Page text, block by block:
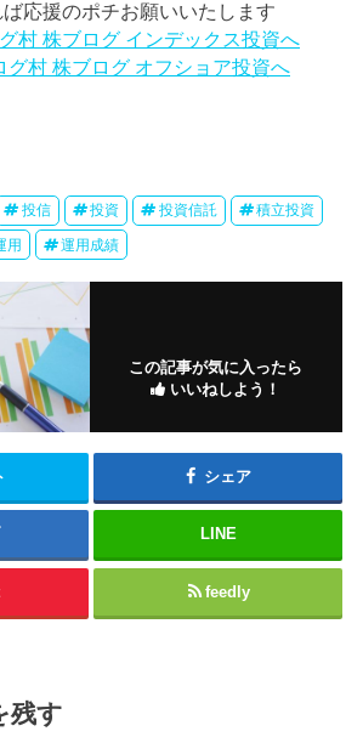
応援のポチお願いいたします
投信 投資 投資信託 積立投資
用 運用成績
この記事が気に入ったら
いいねしよう！
シェア
LINE
feedly
残す